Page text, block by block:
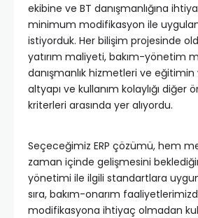
ekibine ve BT danışmanlığına
minimum modifikasyon ile
istiyorduk. Her bilişim projesinde
yatırım maliyeti, bakım-yönetim
danışmanlık hizmetleri ve
altyapı ve kullanım kolaylığı diğer
kriterleri arasında yer alıyordu.
Seçeceğimiz ERP çözümü, hem
zaman içinde gelişmesini
yönetimi ile ilgili standartlara uygun
sıra, bakım-onarım
modifikasyona ihtiyaç olmadan